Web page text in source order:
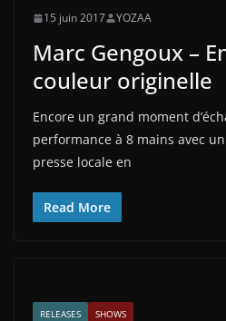
15 juin 2017 YOZAA
Marc Gengoux –
couleur originelle
Encore un grand moment
performance à 8 mains avec
presse locale en
Read More
RELEASES SHOWS